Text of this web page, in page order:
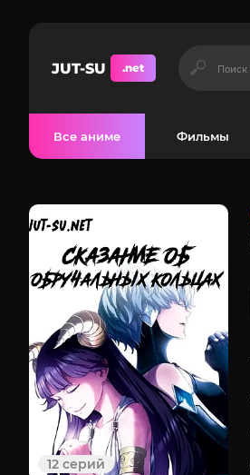
JUT-SU .net
Все аниме Фильмы
12 серий